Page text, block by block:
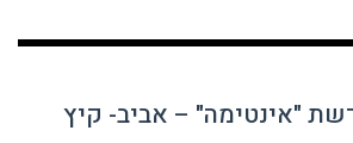
"אינטימה" – אביב- קיץ